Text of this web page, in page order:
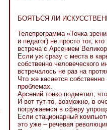
БОЯТЬСЯ ЛИ
Телепрограмма «Точка
и педагог) не просто тот,
встреча с Арсением
Если уж сразу с места в
собственно человеческого
встречалось не раз на
Что же касается
проблемах.
Арсений тонко подметил,
И вот тут-то, возможно, в
погружаемся в сферу
Если стационарный
это уже – речевая